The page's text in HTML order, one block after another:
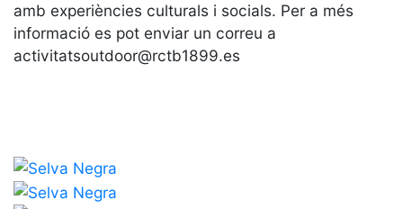
Treballa amb
nosaltres
tennis
Next Gen
amb experiències culturals i socials. Per a més
informació es pot enviar un correu a
activitatsoutdoor@rctb1899.es